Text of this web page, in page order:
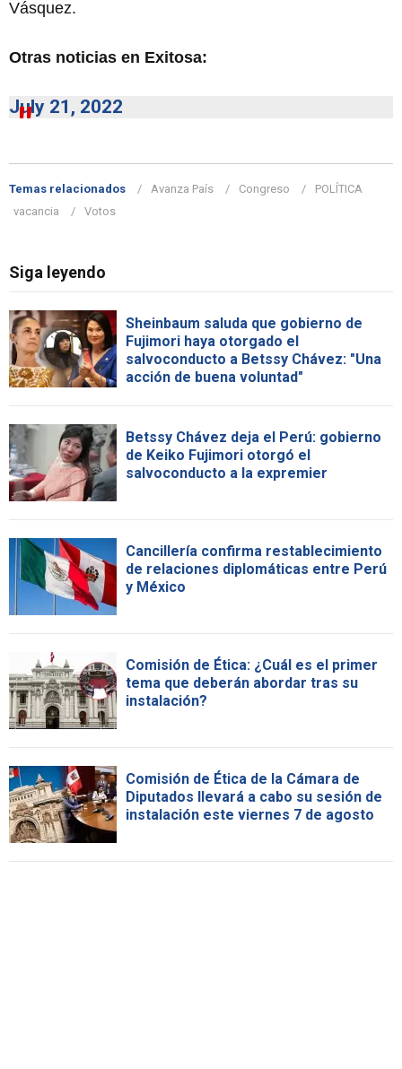
Vásquez.
Otras noticias en Exitosa:
July 21, 2022
Temas relacionados Avanza País Congreso
POLÍTICA
vacancia
Votos
Siga leyendo
Sheinbaum saluda que gobierno de
Fujimori haya otorgado el
salvoconducto a Betssy Chávez: "Una
acción de buena voluntad"
Betssy Chávez deja el Perú: gobierno
de Keiko Fujimori otorgó el
salvoconducto a la expremier
Cancillería confirma restablecimiento
de relaciones diplomáticas entre Perú
y México
Comisión de Ética: ¿Cuál es el primer
tema que deberán abordar tras su
instalación?
Comisión de Ética de la Cámara de
Diputados llevará a cabo su sesión de
instalación este viernes 7 de agosto